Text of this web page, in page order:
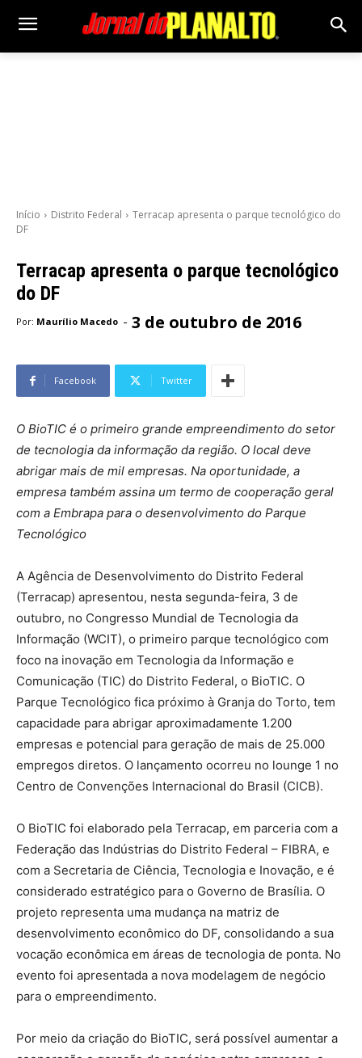
Início Distrito Federal
Terracap apresenta o parque tecnológico do
DF
Terracap apresenta o parque tecnológico
do DF
Por: Maurílio Macedo - 3 de outubro de 2016
Facebook Twitter
O BioTIC é o primeiro grande empreendimento do setor
de tecnologia da informação da região. O local deve
abrigar mais de mil empresas. Na oportunidade, a
empresa também assina um termo de cooperação geral
com a Embrapa para o desenvolvimento do Parque
Tecnológico
A Agência de Desenvolvimento do Distrito Federal
(Terracap) apresentou, nesta segunda-feira, 3 de
outubro, no Congresso Mundial de Tecnologia da
Informação (WCIT), o primeiro parque tecnológico com
foco na inovação em Tecnologia da Informação e
Comunicação (TIC) do Distrito Federal, o BioTIC. O
Parque Tecnológico fica próximo à Granja do Torto, tem
capacidade para abrigar aproximadamente 1.200
empresas e potencial para geração de mais de 25.000
empregos diretos. O lançamento ocorreu no lounge 1 no
Centro de Convenções Internacional do Brasil (CICB).
O BioTIC foi elaborado pela Terracap, em parceria com a
Federação das Indústrias do Distrito Federal – FIBRA, e
com a Secretaria de Ciência, Tecnologia e Inovação, e é
considerado estratégico para o Governo de Brasília. O
projeto representa uma mudança na matriz de
desenvolvimento econômico do DF, consolidando a sua
vocação econômica em áreas de tecnologia de ponta. No
evento foi apresentada a nova modelagem de negócio
para o empreendimento.
Por meio da criação do BioTIC, será possível aumentar a